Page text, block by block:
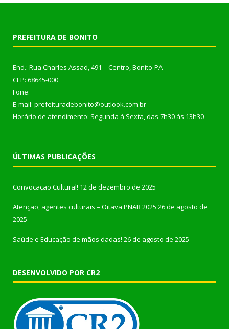
PREFEITURA DE BONITO
End.: Rua Charles Assad, 491 – Centro, Bonito-PA
CEP: 68645-000
Fone:
E-mail: prefeituradebonito@outlook.com.br
Horário de atendimento: Segunda à Sexta, das 7h30 às 13h30
ÚLTIMAS PUBLICAÇÕES
Convocação Cultural! 12 de dezembro de 2025
Atenção, agentes culturais – Oitava PNAB 2025 26 de agosto de
2025
Saúde e Educação de mãos dadas! 26 de agosto de 2025
DESENVOLVIDO POR CR2